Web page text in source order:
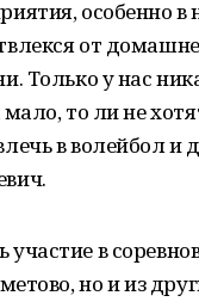
особенно в
от
Только у нас
то ли не
в волейбол и
в
но и из